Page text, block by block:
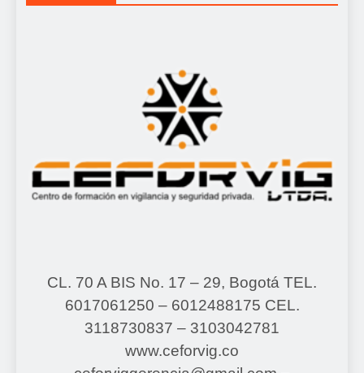
CL. 70 A BIS No. 17 – 29, Bogotá TEL.
6017061250 – 6012488175 CEL.
3118730837 – 3103042781
www.ceforvig.co